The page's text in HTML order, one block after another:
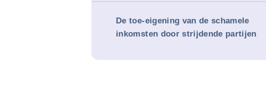
De toe-eigening van de schamele
inkomsten door strijdende partijen